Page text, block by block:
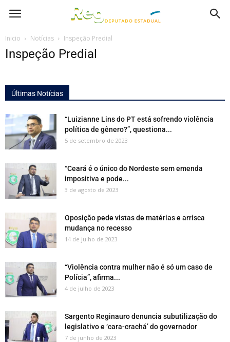
Inicio Notícias Inspeção Predial
Inspeção Predial
Últimas Notícias
“Luizianne Lins do PT está sofrendo violência
política de gênero?”, questiona...
5 de setembro de 2023
“Ceará é o único do Nordeste sem emenda
impositiva e pode...
3 de agosto de 2023
Oposição pede vistas de matérias e arrisca
mudança no recesso
14 de julho de 2023
“Violência contra mulher não é só um caso de
Polícia”, afirma...
4 de julho de 2023
Sargento Reginauro denuncia subutilização do
legislativo e ‘cara-crachá’ do governador
7 de junho de 2023